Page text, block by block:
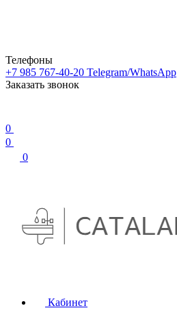
Телефоны
+7 985 767-40-20 Telegram/WhatsApp
Заказать звонок
0
0
0
Кабинет